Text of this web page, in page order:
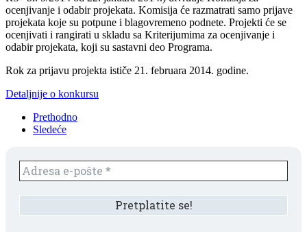
ocenjivanje i odabir projekata. Komisija će razmatrati samo prijave
projekata koje su potpune i blagovremeno podnete. Projekti će se
ocenjivati i rangirati u skladu sa Kriterijumima za ocenjivanje i
odabir projekata, koji su sastavni deo Programa.
Rok za prijavu projekta ističe 21. februara 2014. godine.
Detaljnije o konkursu
Prethodno
Sledeće